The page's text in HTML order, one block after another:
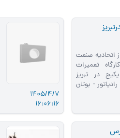
اتحادیه صنعت
تعمیرات
در تبریز
- بوتان
1405/4/7
16:06:16